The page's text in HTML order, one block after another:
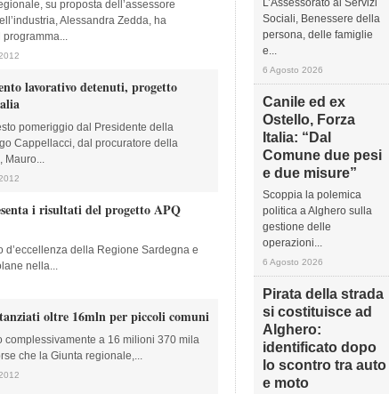
su proposta dell’assessore
Alessandra Zedda, ha
lavorativo detenuti, progetto
pomeriggio dal Presidente della
Cappellacci, dal procuratore della
Mauro...
i risultati del progetto APQ
d’eccellenza della Regione Sardegna e
nella...
oltre 16mln per piccoli comuni
complessivamente a 16 milioni 370 mila
che la Giunta regionale,...
L’Assessorato ai Servizi
Sociali, Benessere della
persona, delle famiglie
e...
6 Agosto 2026
Canile ed ex
Ostello, Forza
Italia: “Dal
Comune due pesi
e due misure”
Scoppia la polemica
politica a Alghero sulla
gestione delle
operazioni...
6 Agosto 2026
Pirata della strada
si costituisce ad
Alghero:
identificato dopo
lo scontro tra auto
e moto